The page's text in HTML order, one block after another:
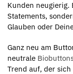
Kunden neugierig.
Statements,
Glauben oder
Ganz neu am
neutrale
Trend auf, der